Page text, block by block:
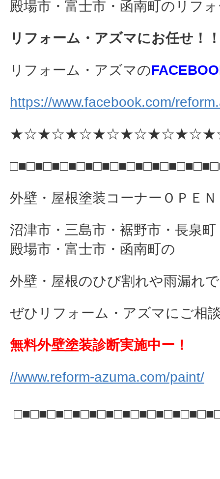
殿場市・富士市・函南町のリフ
リフォーム・アズマにお任せ！
リフォーム・アズマの
https://www.facebook.com/
外壁・屋根塗装コーナーＯＰＥ
沼津市・三島市・裾野市・長泉
殿場市・富士市・函南町の
外壁・屋根のひび割れや雨漏れ
ぜひリフォーム・アズマにご相
無料外壁塗装診断実施中ー！
//www.reform-azuma.com/paint/